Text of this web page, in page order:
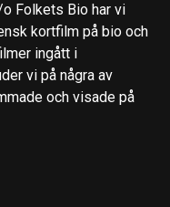
Folkets Bio har vi
kortfilm på bio och
ingått i
vi på några av
och visade på